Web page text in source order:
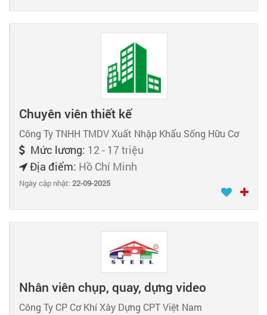
Chuyên viên thiết kế
Công Ty TNHH TMDV Xuất Nhập Khẩu Sống Hữu Cơ
Mức lương: 12 - 17 triệu
Địa điểm: Hồ Chí Minh
Ngày cập nhật:22-09-2025
Nhân viên chụp, quay, dựng video
Công Ty CP Cơ Khí Xây Dựng CPT Việt Nam